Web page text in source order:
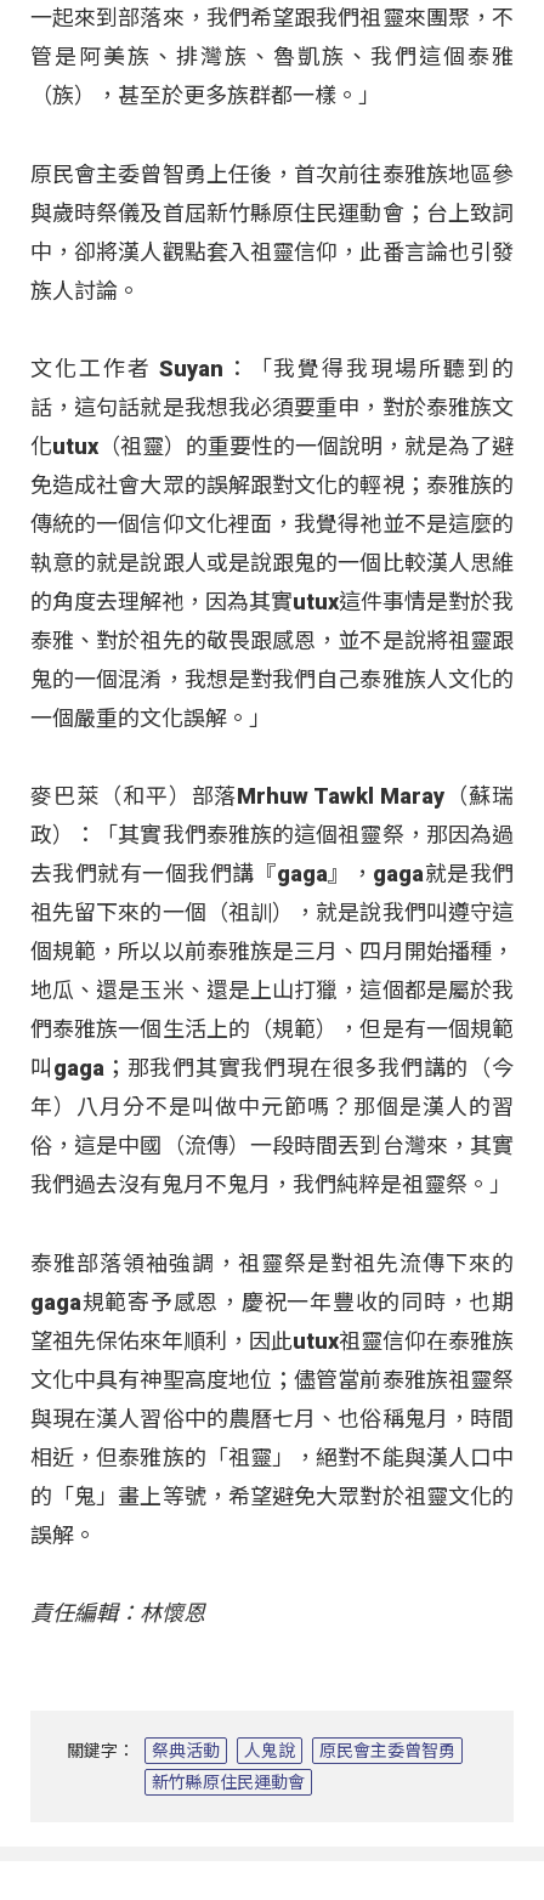
一起來到部落來，我們希望跟我們祖靈來團聚，不
管是阿美族、排灣族、魯凱族、我們這個泰雅
（族），甚至於更多族群都一樣。」
原民會主委曾智勇上任後，首次前往泰雅族地區參
與歲時祭儀及首屆新竹縣原住民運動會；台上致詞
中，卻將漢人觀點套入祖靈信仰，此番言論也引發
族人討論。
文化工作者 Suyan：「我覺得我現場所聽到的
話，這句話就是我想我必須要重申，對於泰雅族文
化utux（祖靈）的重要性的一個說明，就是為了避
免造成社會大眾的誤解跟對文化的輕視；泰雅族的
傳統的一個信仰文化裡面，我覺得祂並不是這麼的
執意的就是說跟人或是說跟鬼的一個比較漢人思維
的角度去理解祂，因為其實utux這件事情是對於我
泰雅、對於祖先的敬畏跟感恩，並不是說將祖靈跟
鬼的一個混淆，我想是對我們自己泰雅族人文化的
一個嚴重的文化誤解。」
麥巴萊（和平）部落Mrhuw Tawkl Maray（蘇瑞
政）：「其實我們泰雅族的這個祖靈祭，那因為過
去我們就有一個我們講『gaga』，gaga就是我們
祖先留下來的一個（祖訓），就是說我們叫遵守這
個規範，所以以前泰雅族是三月、四月開始播種，
地瓜、還是玉米、還是上山打獵，這個都是屬於我
們泰雅族一個生活上的（規範），但是有一個規範
叫gaga；那我們其實我們現在很多我們講的（今
年）八月分不是叫做中元節嗎？那個是漢人的習
俗，這是中國（流傳）一段時間丟到台灣來，其實
我們過去沒有鬼月不鬼月，我們純粹是祖靈祭。」
泰雅部落領袖強調，祖靈祭是對祖先流傳下來的
gaga規範寄予感恩，慶祝一年豐收的同時，也期
望祖先保佑來年順利，因此utux祖靈信仰在泰雅族
文化中具有神聖高度地位；儘管當前泰雅族祖靈祭
與現在漢人習俗中的農曆七月、也俗稱鬼月，時間
相近，但泰雅族的「祖靈」，絕對不能與漢人口中
的「鬼」畫上等號，希望避免大眾對於祖靈文化的
誤解。
責任編輯：林懷恩
關鍵字： 祭典活動 人鬼說
原民會主委曾智勇
新竹縣原住民運動會